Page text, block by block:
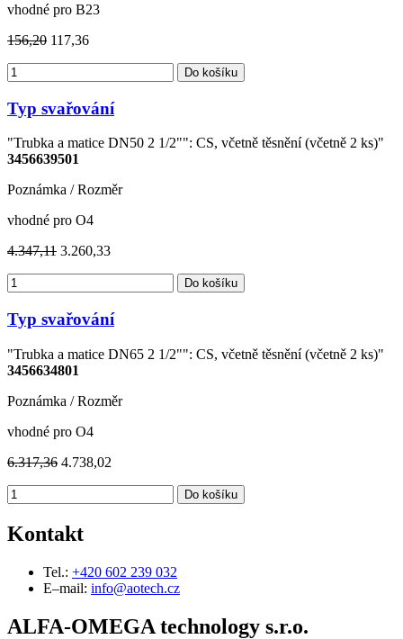
vhodné pro B23
156,20 117,36
Do košíku
Typ svařování
"Trubka a matice DN50 2 1/2"": CS, včetně těsnění (včetně 2 ks)"
3456639501
Poznámka / Rozměr
vhodné pro O4
4.347,11 3.260,33
Do košíku
Typ svařování
"Trubka a matice DN65 2 1/2"": CS, včetně těsnění (včetně 2 ks)"
3456634801
Poznámka / Rozměr
vhodné pro O4
6.317,36 4.738,02
Do košíku
Kontakt
Tel.: +420 602 239 032
E–mail: info@aotech.cz
ALFA-OMEGA technology s.r.o.